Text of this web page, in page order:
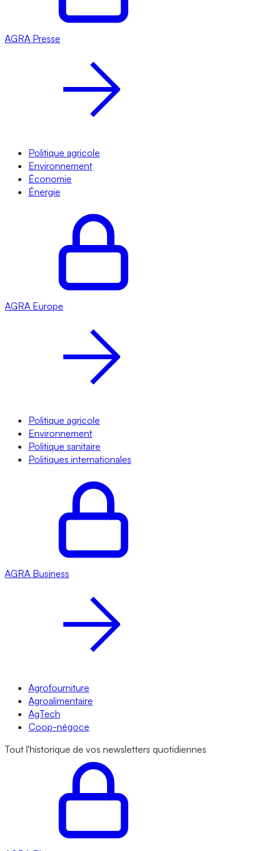
AGRA Presse
Politique agricole
Environnement
Économie
Énergie
AGRA Europe
Politique agricole
Environnement
Politique sanitaire
Politiques internationales
AGRA Business
Agrofourniture
Agroalimentaire
AgTech
Coop-négoce
Tout l'historique de vos newsletters quotidiennes